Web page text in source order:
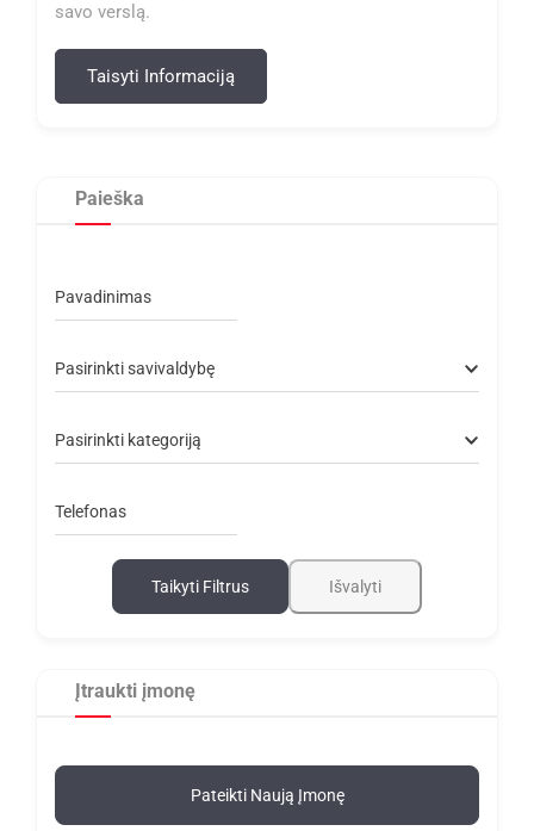
savo verslą.
Taisyti Informaciją
Paieška
Pavadinimas
Pasirinkti savivaldybę
Pasirinkti kategoriją
Telefonas
Taikyti Filtrus Išvalyti
Įtraukti įmonę
Pateikti Naują Įmonę